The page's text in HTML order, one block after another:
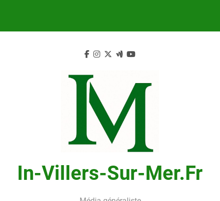
In-Villers-Sur-Mer.fr